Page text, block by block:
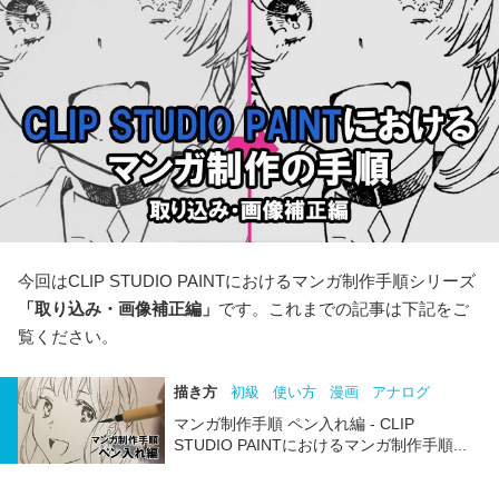
今回はCLIP STUDIO PAINTにおけるマンガ制作手順シリーズ
「取り込み・画像補正編」 です。これまでの記事は下記をご
覧ください。
描き方 初級 使い方 漫画 アナログ
マンガ制作手順 ペン入れ編 - CLIP
STUDIO PAINTにおけるマンガ制作手順...